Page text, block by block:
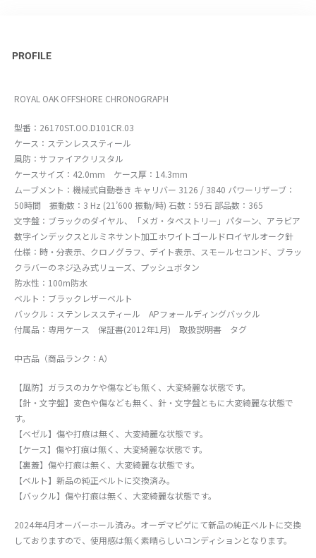
PROFILE
ROYAL OAK OFFSHORE CHRONOGRAPH
型番：26170ST.OO.D101CR.03
ケース：ステンレススティール
風防：サファイアクリスタル
ケースサイズ：42.0mm ケース厚：14.3mm
ムーブメント：機械式自動巻き キャリバー 3126 / 3840 パワーリザーブ：
50時間 振動数：3 Hz (21’600 振動/時) 石数：59石 部品数：365
文字盤：ブラックのダイヤル、「メガ・タペストリー」パターン、アラビア
数字インデックスとルミネサント加工ホワイトゴールドロイヤルオーク針
仕様：時・分表示、クロノグラフ、デイト表示、スモールセコンド、ブラッ
クラバーのネジ込み式リューズ、プッシュボタン
防水性：100m防水
ベルト：ブラックレザーベルト
バックル：ステンレススティール APフォールディングバックル
付属品：専用ケース 保証書(2012年1月) 取扱説明書 タグ
中古品（商品ランク：A）
【風防】ガラスのカケや傷なども無く、大変綺麗な状態です。
【針・文字盤】変色や傷なども無く、針・文字盤ともに大変綺麗な状態で
す。
【ベゼル】傷や打痕は無く、大変綺麗な状態です。
【ケース】傷や打痕は無く、大変綺麗な状態です。
【裏蓋】傷や打痕は無く、大変綺麗な状態です。
【ベルト】新品の純正ベルトに交換済み。
【バックル】傷や打痕は無く、大変綺麗な状態です。
2024年4月オーバーホール済み。オーデマピゲにて新品の純正ベルトに交換
しておりますので、使用感は無く素晴らしいコンディションとなります。